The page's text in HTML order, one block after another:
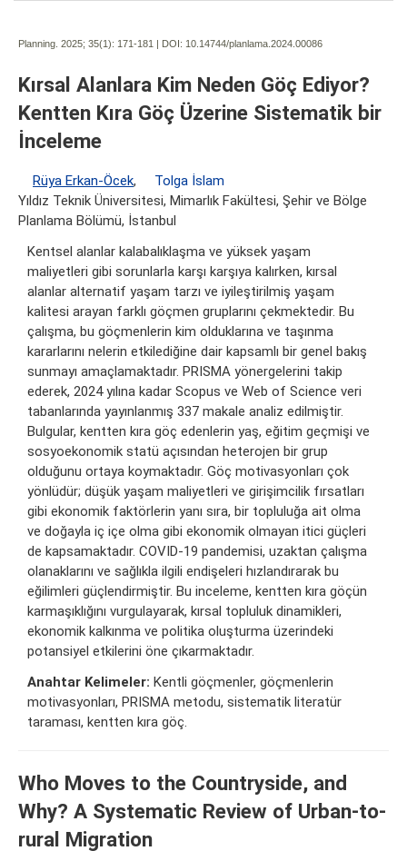
Planning. 2025; 35(1): 171-181 | DOI: 10.14744/planlama.2024.00086
Kırsal Alanlara Kim Neden Göç Ediyor?
Kentten Kıra Göç Üzerine Sistematik bir
İnceleme
Rüya Erkan-Öcek,
Tolga İslam
Yıldız Teknik Üniversitesi, Mimarlık Fakültesi, Şehir ve Bölge
Planlama Bölümü, İstanbul
Kentsel alanlar kalabalıklaşma ve yüksek yaşam
maliyetleri gibi sorunlarla karşı karşıya kalırken, kırsal
alanlar alternatif yaşam tarzı ve iyileştirilmiş yaşam
kalitesi arayan farklı göçmen gruplarını çekmektedir. Bu
çalışma, bu göçmenlerin kim olduklarına ve taşınma
kararlarını nelerin etkilediğine dair kapsamlı bir genel bakış
sunmayı amaçlamaktadır. PRISMA yönergelerini takip
ederek, 2024 yılına kadar Scopus ve Web of Science veri
tabanlarında yayınlanmış 337 makale analiz edilmiştir.
Bulgular, kentten kıra göç edenlerin yaş, eğitim geçmişi ve
sosyoekonomik statü açısından heterojen bir grup
olduğunu ortaya koymaktadır. Göç motivasyonları çok
yönlüdür; düşük yaşam maliyetleri ve girişimcilik fırsatları
gibi ekonomik faktörlerin yanı sıra, bir topluluğa ait olma
ve doğayla iç içe olma gibi ekonomik olmayan itici güçleri
de kapsamaktadır. COVID-19 pandemisi, uzaktan çalışma
olanaklarını ve sağlıkla ilgili endişeleri hızlandırarak bu
eğilimleri güçlendirmiştir. Bu inceleme, kentten kıra göçün
karmaşıklığını vurgulayarak, kırsal topluluk dinamikleri,
ekonomik kalkınma ve politika oluşturma üzerindeki
potansiyel etkilerini öne çıkarmaktadır.
Anahtar Kelimeler: Kentli göçmenler, göçmenlerin
motivasyonları, PRISMA metodu, sistematik literatür
taraması, kentten kıra göç.
Who Moves to the Countryside, and
Why? A Systematic Review of Urban-to-
rural Migration